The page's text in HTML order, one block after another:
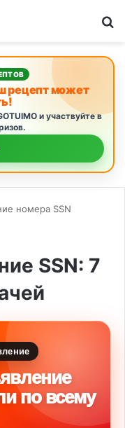
рецепт может
и участвуйте в
номера SSN
SSN: 7
по всему